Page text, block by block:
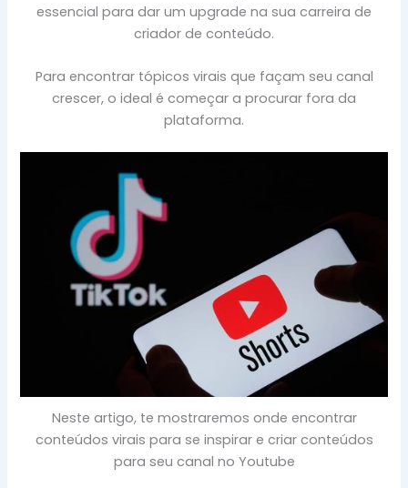
essencial para dar um upgrade na sua carreira de
criador de conteúdo.
Para encontrar tópicos virais que façam seu canal
crescer, o ideal é começar a procurar fora da
plataforma.
Neste artigo, te mostraremos onde encontrar
conteúdos virais para se inspirar e criar conteúdos
para seu canal no Youtube